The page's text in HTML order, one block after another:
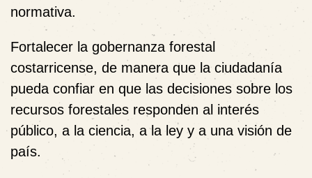
normativa.
Fortalecer la gobernanza forestal
costarricense, de manera que la ciudadanía
pueda confiar en que las decisiones sobre los
recursos forestales responden al interés
público, a la ciencia, a la ley y a una visión de
país.